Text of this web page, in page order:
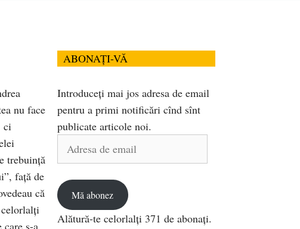
nu face
ci
trebuinţă
faţă de
că
celorlalţi
s-a
ABONAȚI-VĂ
Introduceți mai jos adresa de email
pentru a primi notificări cînd sînt
publicate articole noi.
Adresa
Mă abonez
Alătură-te celorlalți 371 de abonați.